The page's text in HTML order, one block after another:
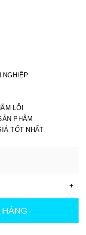
NGHIỆP
LỖI
PHẨM
TỐT NHẤT
+